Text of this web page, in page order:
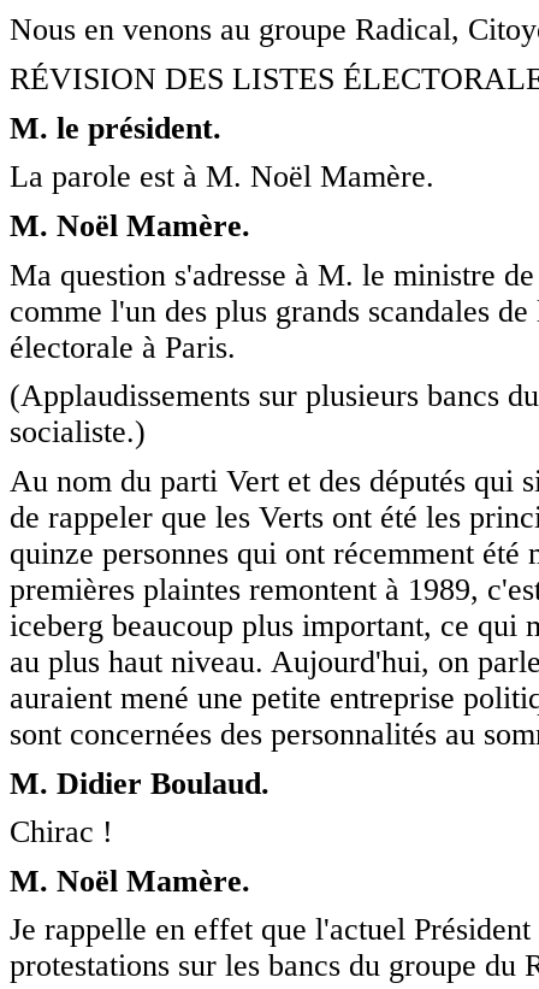
Nous en venons au groupe Radical,
RÉVISION DES LISTES
M. le président.
La parole est à M. Noël Mamère.
M. Noël Mamère.
Ma question s'adresse à M. le ministre
comme l'un des plus grands scandales
électorale à Paris.
(Applaudissements sur plusieurs bancs
socialiste.)
Au nom du parti Vert et des députés qui
de rappeler que les Verts ont été les
quinze personnes qui ont récemment
premières plaintes remontent à 1989,
iceberg beaucoup plus important, ce qui
au plus haut niveau. Aujourd'hui, on
auraient mené une petite entreprise
sont concernées des personnalités au
M. Didier Boulaud.
Chirac !
M. Noël Mamère.
Je rappelle en effet que l'actuel
protestations sur les bancs du groupe du